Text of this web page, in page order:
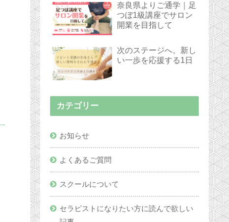
奈良県よりご通学｜足
つぼ1級講座でサロン
開業を目指して
次のステージへ。新し
い一歩を応援する1日
カテゴリー
お知らせ
よくあるご質問
スクールについて
セラピストになりたい方に読んで欲しい